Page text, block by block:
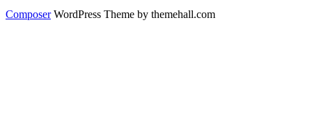
ComposerWordPress Theme by themehall.com